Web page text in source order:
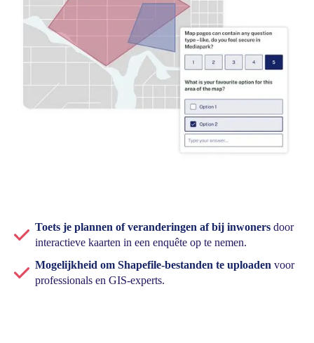
Toets je plannen of veranderingen af bij inwoners door
interactieve kaarten in een enquête op te nemen.
Mogelijkheid om Shapefile-bestanden te uploaden voor
professionals en GIS-experts.